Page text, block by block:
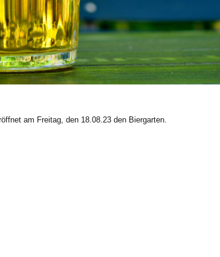
am Freitag, den 18.08.23 den Biergarten.